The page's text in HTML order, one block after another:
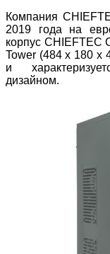
Компания
2019 года на
корпус CHIEFTEC
Tower (484 x 180 x
и
дизайном.